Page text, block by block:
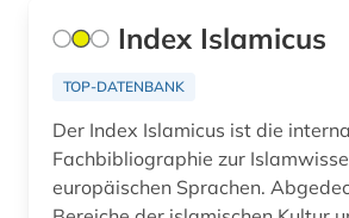
Index Islamicus
TOP-DATENBANK
Der Index Islamicus ist die
Fachbibliographie zur Islamwissenschaft in
europäischen Sprachen.